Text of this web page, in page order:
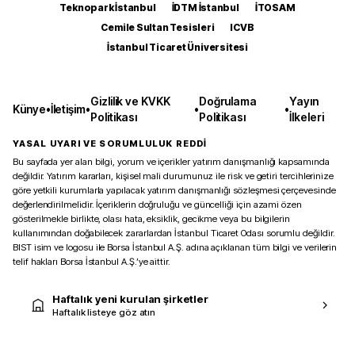
Teknopark İstanbul
İDTM İstanbul
İTOSAM
Cemile Sultan Tesisleri
ICVB
İstanbul Ticaret Üniversitesi
Künye•İletişim•
Gizlilik ve KVKK
Politikası
•
Doğrulama
Politikası
•
Yayın
İlkeleri
YASAL UYARI VE SORUMLULUK REDDİ
Bu sayfada yer alan bilgi, yorum ve içerikler yatırım danışmanlığı kapsamında
değildir. Yatırım kararları, kişisel mali durumunuz ile risk ve getiri tercihlerinize
göre yetkili kurumlarla yapılacak yatırım danışmanlığı sözleşmesi çerçevesinde
değerlendirilmelidir. İçeriklerin doğruluğu ve güncelliği için azami özen
gösterilmekle birlikte, olası hata, eksiklik, gecikme veya bu bilgilerin
kullanımından doğabilecek zararlardan İstanbul Ticaret Odası sorumlu değildir.
BIST isim ve logosu ile Borsa İstanbul A.Ş. adına açıklanan tüm bilgi ve verilerin
telif hakları Borsa İstanbul A.Ş.’ye aittir.
Haftalık yeni kurulan şirketler
Haftalık listeye göz atın